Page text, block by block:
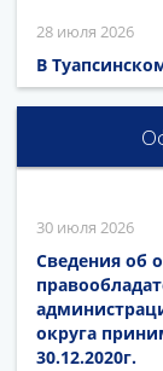
28 июля 2026
В
30 июля 2026
Сведения об
округа
30.12.2020г.